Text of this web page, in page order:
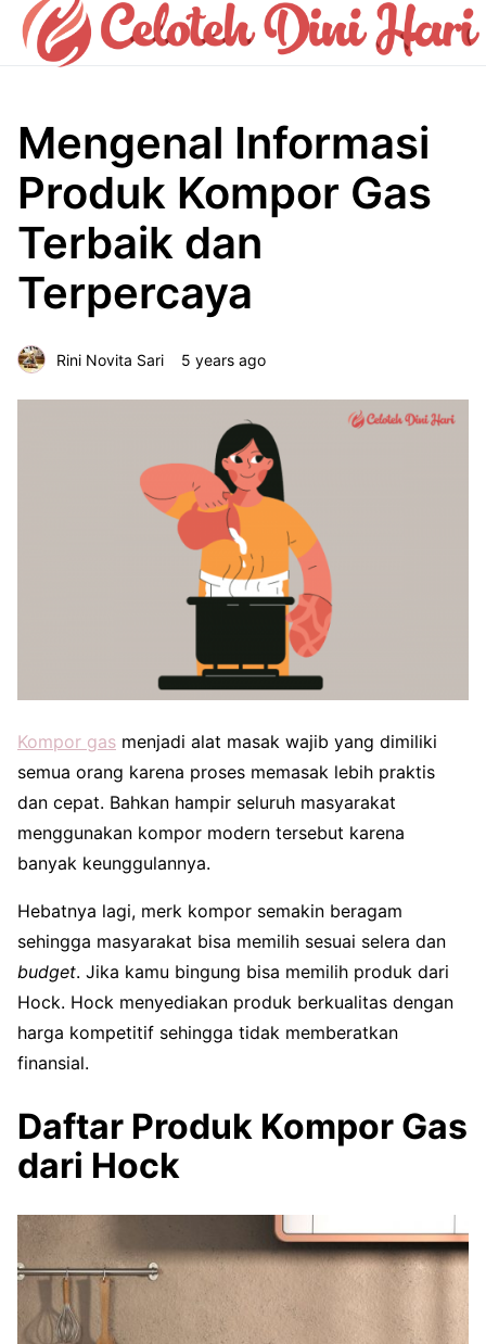
Mengenal Informasi
Produk Kompor Gas
Terbaik dan
Terpercaya
Rini Novita Sari 5 years ago
Kompor gas menjadi alat masak wajib yang dimiliki
semua orang karena proses memasak lebih praktis
dan cepat. Bahkan hampir seluruh masyarakat
menggunakan kompor modern tersebut karena
banyak keunggulannya.
Hebatnya lagi, merk kompor semakin beragam
sehingga masyarakat bisa memilih sesuai selera dan
budget. Jika kamu bingung bisa memilih produk dari
Hock. Hock menyediakan produk berkualitas dengan
harga kompetitif sehingga tidak memberatkan
finansial.
Daftar Produk Kompor Gas
dari Hock